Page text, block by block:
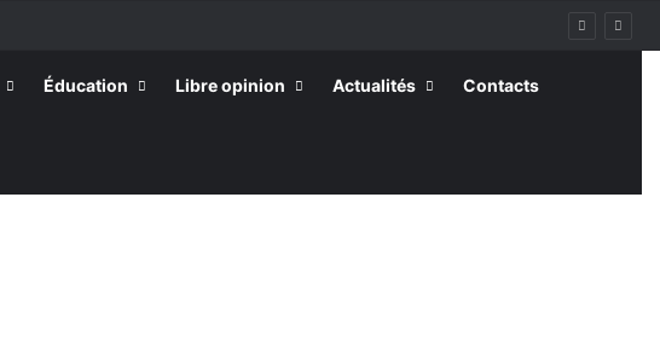
Éducation Libre opinion Actualités Contacts